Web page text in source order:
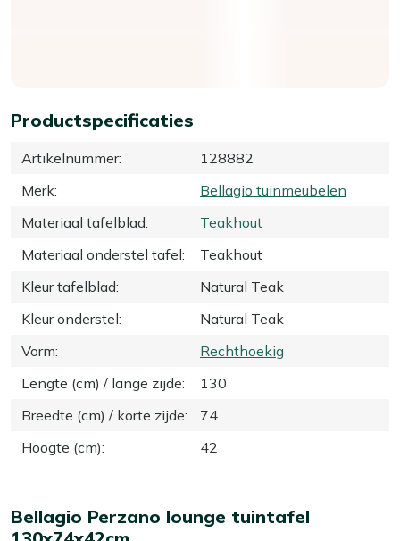
Productspecificaties
Artikelnummer:
128882
Merk:
Bellagio tuinmeubelen
Materiaal tafelblad:
Teakhout
Materiaal onderstel tafel:
Teakhout
Kleur tafelblad:
Natural Teak
Kleur onderstel:
Natural Teak
Vorm:
Rechthoekig
Lengte (cm) / lange zijde:
130
Breedte (cm) / korte zijde:
74
Hoogte (cm): 42
Bellagio Perzano lounge tuintafel